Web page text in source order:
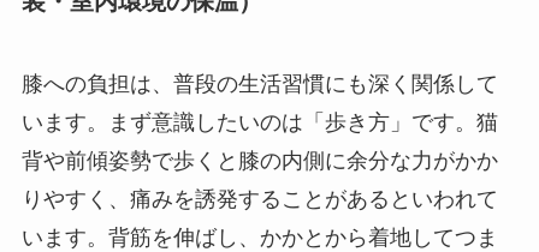
膝への負担は、普段の生活習慣にも深く関係して
います。まず意識したいのは「歩き方」です。猫
背や前傾姿勢で歩くと膝の内側に余分な力がかか
りやすく、痛みを誘発することがあるといわれて
います。背筋を伸ばし、かかとから着地してつま